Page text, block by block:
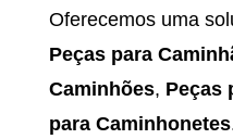
Oferecemos uma
Peças para
Caminhões, Peças
para Caminhonetes